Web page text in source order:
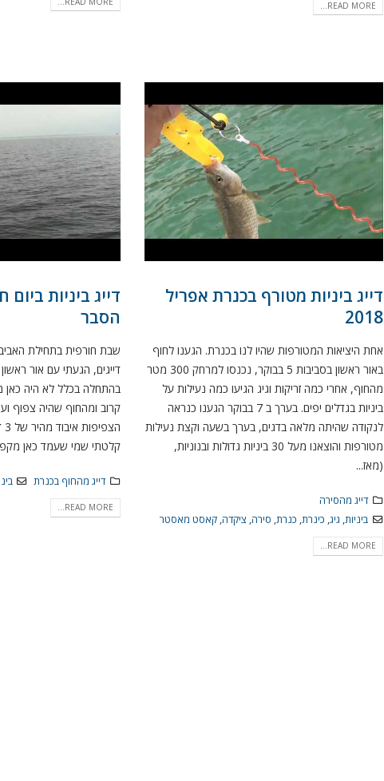
READ MORE...
דייג ביניות מטורף בכנרת אפריל
2018
אחת היציאות המטורפות שהיו לנו בכנרת. הגענו לחוף
באור ראשון בסביבות 5 בבוקר, נכנסו למרחק 300 מטר
מהחוף, אחרי כמה זריקות וגיג הגיעו כמה נעילות על
ביניות בגדלים יפים. בערך ב 7 בבוקר הגענו כנראה
לנקודה שהיתה מלאה בדגים, בערך בשעה וקצת נעילות
מטורפות והוצאנו מעל 30 ביניות גדולות ובנוניות,
(מאז...
דייג מהסירה
ביניות, גיג, כינרת, כנרת, סירה, ציקדה,קאסט מאסטר
READ MORE...
דייג ביניות
הסבר
שבת חורפית בתחילת
דייגים, הגעתי עם אור
בהתחלה בכלל לא היה כאן
קרוב ומהחוף שהיה צפוף
קלטתי שמי שעמד כאן
דייג מהחוף בכנרת
READ MORE...